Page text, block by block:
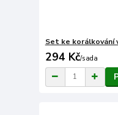
Set ke korálkování
294 Kč/sada